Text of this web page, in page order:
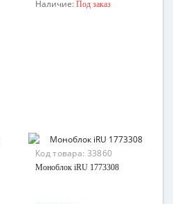
Наличие: Под заказ
Код товара: 33860
Моноблок iRU 1773308